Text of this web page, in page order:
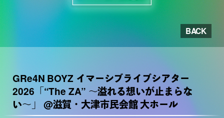
BACK
GRe4N BOYZ イマーシブライブシアター
2026「“The ZA” 〜溢れる想いが止まらな
い〜」 @滋賀・大津市民会館 大ホール